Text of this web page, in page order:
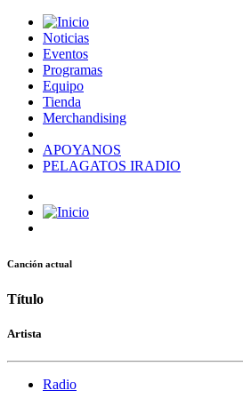
Noticias
Eventos
Programas
Equipo
Tienda
Merchandising
APOYANOS
PELAGATOS IRADIO
Canción actual
Título
Artista
Radio